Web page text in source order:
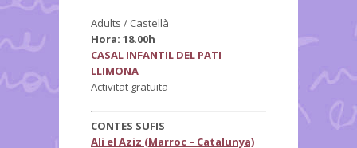
Adults / Castellà
Hora: 18.00h
CASAL INFANTIL DEL PATI
LLIMONA
Activitat gratuïta
CONTES SUFIS
Ali el Aziz (Marroc – Catalunya)